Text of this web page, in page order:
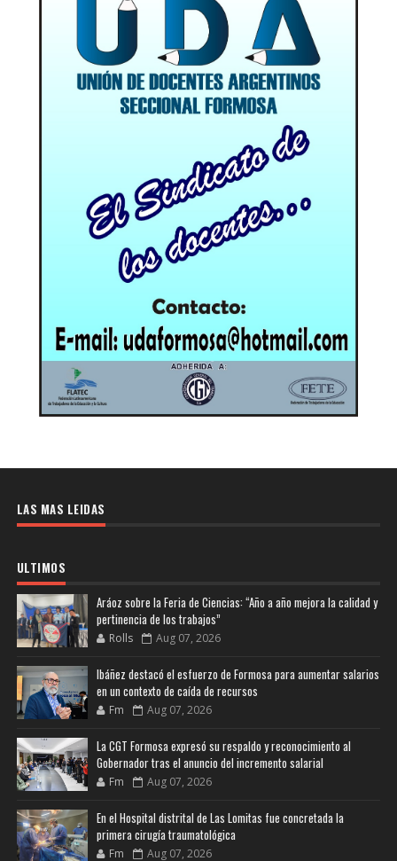
LAS MAS LEIDAS
ULTIMOS
Aráoz sobre la Feria de Ciencias: “Año a año mejora la calidad y
pertinencia de los trabajos”
Rolls Aug 07, 2026
Ibáñez destacó el esfuerzo de Formosa para aumentar salarios
en un contexto de caída de recursos
Fm Aug 07, 2026
La CGT Formosa expresó su respaldo y reconocimiento al
Gobernador tras el anuncio del incremento salarial
Fm Aug 07, 2026
En el Hospital distrital de Las Lomitas fue concretada la
primera cirugía traumatológica
Fm Aug 07, 2026